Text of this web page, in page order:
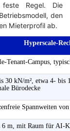
Regel. Die
den
Mieterprofil ab.
Hyperscale-
Tenant-Campus,
30 kN/m², etwa 4- bis
Bürodecke
Spannweiten
6 m, mit Raum für AI-